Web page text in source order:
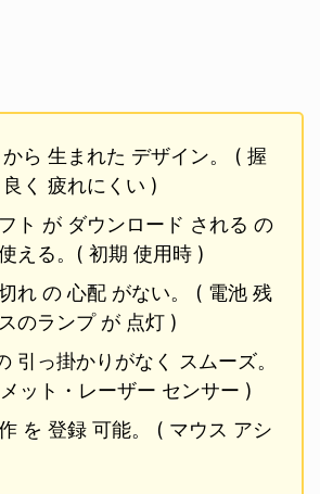
ら 生まれた デザイン。 ( 握
く 疲れにくい )
ト が ダウンロード される の
える。( 初期 使用時 )
れ の 心配 がない。 ( 電池 残
のランプ が 点灯 )
引っ掛かりがなく スムーズ。
ット・レーザー センサー )
を 登録 可能。 ( マウス アシ